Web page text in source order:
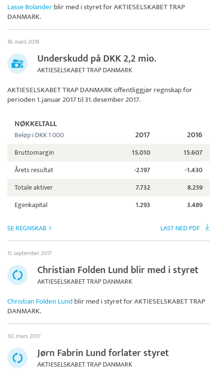
Lasse Bolanderblir med i styret forAKTIESELSKABET TRAP
DANMARK.
18. mars 2018
Underskudd på DKK 2,2 mio.
AKTIESELSKABET TRAP DANMARK
AKTIESELSKABET TRAP DANMARKoffentliggjør regnskap for
perioden 1. januar 2017 til 31. desember 2017.
NØKKELTALL
Beløp i DKK 1 000 2017 2016
Bruttomargin 15.010
15.607
Årets resultat
-2.197
-1.430
Totale aktiver
7.732
8.259
Egenkapital
1.293 3.489
SE REGNSKAB LAST NED PDF
11. september 2017
Christian Folden Lund blir med i styret
AKTIESELSKABET TRAP DANMARK
Christian Folden Lund blir med i styret forAKTIESELSKABET TRAP
DANMARK.
30. mars 2017
Jørn Fabrin Lund forlater styret
AKTIESELSKABET TRAP DANMARK